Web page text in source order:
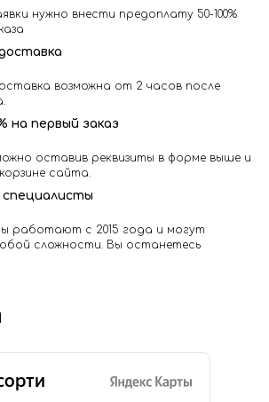
нужно внести предоплату 50-100%
возможна от 2 часов после
на первый заказ
оставив реквизиты в форме выше и
сайта.
работают с 2015 года и могут
сложности. Вы останетесь